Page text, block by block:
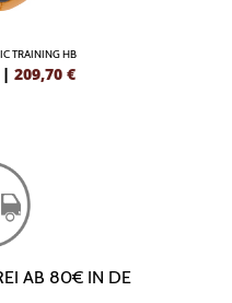
TRAINING HB
| 209,70 €
AB 80€ IN DE